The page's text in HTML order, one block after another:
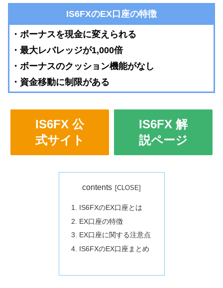
IS6FXのEX口座の特徴
・ボーナスを現金に変えられる
・ 最大レバレッジが1,000倍
・ボーナスのクッション機能がなし
・資金移動に制限がある
IS6FX 公
式サイト
IS6FX 解
説ページ
contents
IS6FXのEX口座とは
EX口座の特徴
EX口座に関する注意点
IS6FXのEX口座まとめ